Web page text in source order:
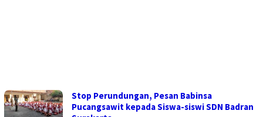
Stop Perundungan, Pesan Babinsa
Pucangsawit kepada Siswa-siswi SDN Badran